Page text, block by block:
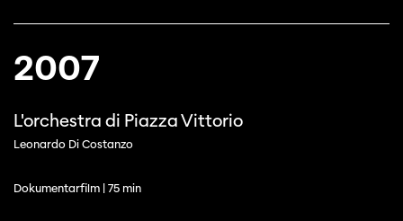
2007
L'orchestra di Piazza Vittorio
Leonardo Di Costanzo
Dokumentarfilm | 75 min